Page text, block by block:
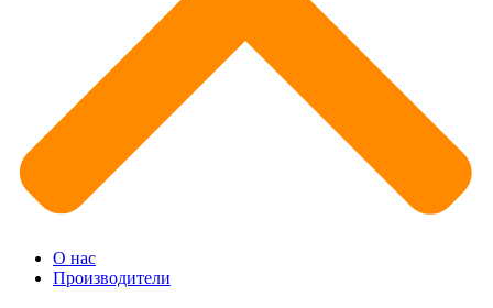
О нас
Производители